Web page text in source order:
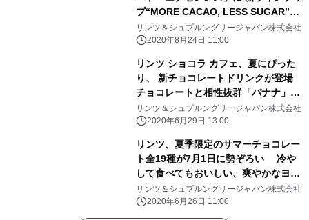
プ“MORE CACAO, LESS SUGAR”の
「ハイカカオ ミルクチョコレート」9
月1日新発売
リンツ＆シュプルングリージャパン株式会社
2020年8月24日 11:00
リンツ ショコラ カフェ、夏にぴった
り、 新チョコレートドリンクが登場
チョコレートと相性抜群「バナナ」7
月1日新発売
リンツ＆シュプルングリージャパン株式会社
2020年6月29日 13:00
リンツ、夏季限定のサマーチョコレー
ト全19種が7月1日に勢ぞろい 冷や
して食べてもおいしい、爽やかなヨー
グルト風味の 「スリムタブレット」
「プラリネ」日本初登場
リンツ＆シュプルングリージャパン株式会社
2020年6月26日 11:00